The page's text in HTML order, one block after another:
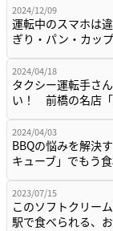
2024/12/09
運転中のスマホは
ぎり・パン・カッ
2024/04/18
タクシー運転手さ
い！ 前橋の名店
2024/04/03
BBQの悩みを解決
キューブ」でもう
2023/07/15
このソフトクリー
駅で食べられる、